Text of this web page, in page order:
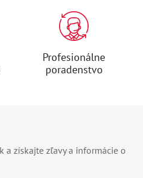
Profesionálne
poradenstvo
a získajte zľavy a informácie o